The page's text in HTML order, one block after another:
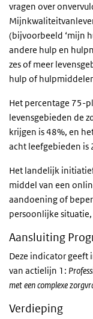
vragen over
(bijvoorbeeld ‘mijn
andere hulp en
zes of meer
hulp of
Het percentage 75-
levensgebieden de
krijgen is 48%, en
acht leefgebieden is
Het landelijk
middel van een
aandoening of
persoonlijke
Aansluiting
Deze indicator geeft
van actielijn 1:
met een complexe
Verdieping